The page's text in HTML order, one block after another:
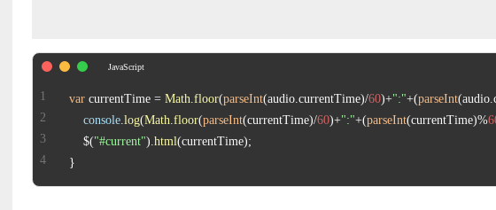
var currentTime = Math.floor(parseInt(audio.currentTime)/60)+":"+(parseInt(audio.
console.log(Math.floor(parseInt(currentTime)/60)+":"+(parseInt(currentTime)%
    $(
"#current").html
}